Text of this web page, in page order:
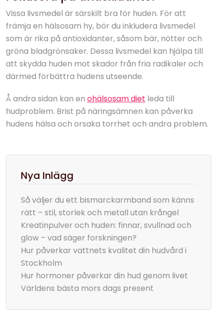
Vissa livsmedel är särskilt bra för huden. För att
främja en hälsosam hy, bör du inkludera livsmedel
som är rika på antioxidanter, såsom bär, nötter och
gröna bladgrönsaker. Dessa livsmedel kan hjälpa till
att skydda huden mot skador från fria radikaler och
därmed förbättra hudens utseende.
Å andra sidan kan en ohälsosam diet leda till
hudproblem. Brist på näringsämnen kan påverka
hudens hälsa och orsaka torrhet och andra problem.
Nya Inlägg
Så väljer du ett bismarckarmband som känns
rätt – stil, storlek och metall utan krångel
Kreatinpulver och huden: finnar, svullnad och
glow – vad säger forskningen?
Hur påverkar vattnets kvalitet din hudvård i
Stockholm
Hur hormoner påverkar din hud genom livet
Världens bästa mors dags present